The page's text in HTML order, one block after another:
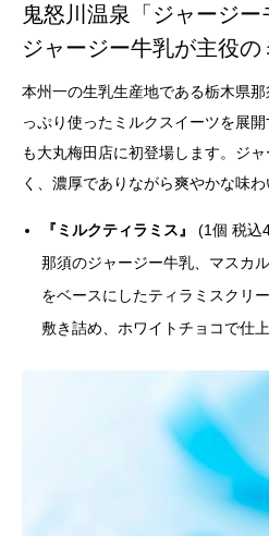
鬼怒川温泉「ジャージ
ジャージー牛乳が主役の
本州一の生乳生産地である栃木県
っぷり使ったミルクスイーツを展
も大丸梅田店に初登場します。ジ
く、濃厚でありながら爽やかな味わ
『ミルクティラミス』
(1個 税込
那須のジャージー牛乳、マスカ
をベースにしたティラミスクリ
敷き詰め、ホワイトチョコで仕